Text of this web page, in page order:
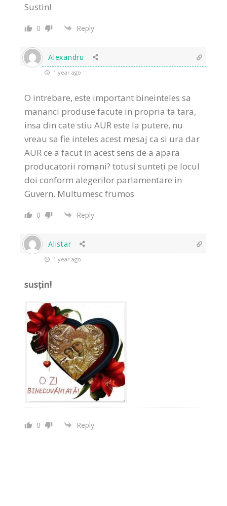
Sustin!
0 Reply
Alexandru
1 year ago
O intrebare, este important bineinteles sa
mananci produse facute in propria ta tara,
insa din cate stiu AUR este la putere, nu
vreau sa fie inteles acest mesaj ca si ura dar
AUR ce a facut in acest sens de a apara
producatorii romani? totusi sunteti pe locul
doi conform alegerilor parlamentare in
Guvern. Multumesc frumos
0 Reply
Alistar
1 year ago
susțin!
0 Reply